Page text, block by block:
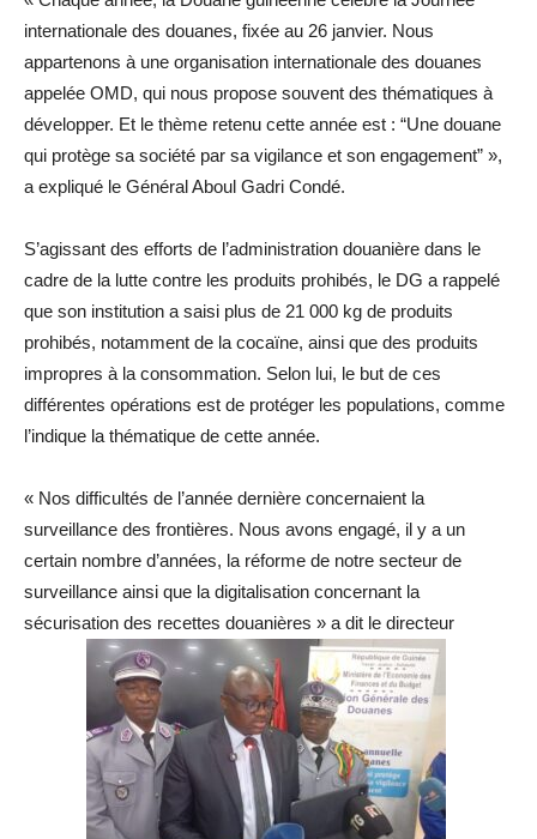
internationale des douanes, fixée au 26 janvier. Nous
appartenons à une organisation internationale des douanes
appelée OMD, qui nous propose souvent des thématiques à
développer. Et le thème retenu cette année est : “Une douane
qui protège sa société par sa vigilance et son engagement” »,
a expliqué le Général Aboul Gadri Condé.
S’agissant des efforts de l’administration douanière dans le
cadre de la lutte contre les produits prohibés, le DG a rappelé
que son institution a saisi plus de 21 000 kg de produits
prohibés, notamment de la cocaïne, ainsi que des produits
impropres à la consommation. Selon lui, le but de ces
différentes opérations est de protéger les populations, comme
l’indique la thématique de cette année.
« Nos difficultés de l’année dernière concernaient la
surveillance des frontières. Nous avons engagé, il y a un
certain nombre d’années, la réforme de notre secteur de
surveillance ainsi que la digitalisation concernant la
sécurisation des recettes douanières » a dit le directeur